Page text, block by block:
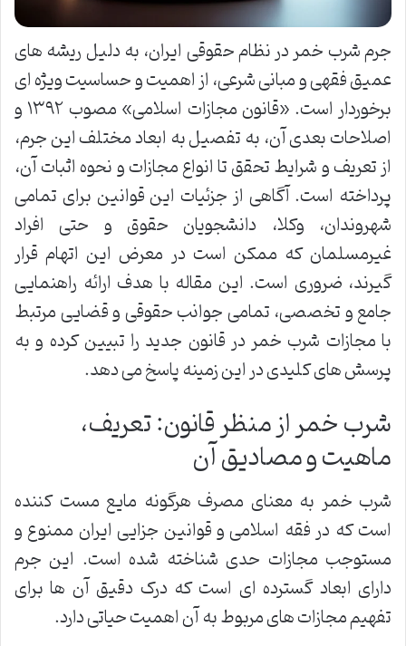
جرم شرب خمر در نظام حقوقی ایران، به دلیل ریشه های
عمیق فقهی و مبانی شرعی، از اهمیت و حساسیت ویژه ای
برخوردار است. «قانون مجازات اسلامی» مصوب ۱۳۹۲ و
اصلاحات بعدی آن، به تفصیل به ابعاد مختلف این جرم،
از تعریف و شرایط تحقق تا انواع مجازات و نحوه اثبات آن،
پرداخته است. آگاهی از جزئیات این قوانین برای تمامی
شهروندان، وکلا، دانشجویان حقوق و حتی افراد
غیرمسلمان که ممکن است در معرض این اتهام قرار
گیرند، ضروری است. این مقاله با هدف ارائه راهنمایی
جامع و تخصصی، تمامی جوانب حقوقی و قضایی مرتبط
با مجازات شرب خمر در قانون جدید را تبیین کرده و به
پرسش های کلیدی در این زمینه پاسخ می دهد.
شرب خمر از منظر قانون: تعریف،
ماهیت و مصادیق آن
شرب خمر به معنای مصرف هرگونه مایع مست کننده
است که در فقه اسلامی و قوانین جزایی ایران ممنوع و
مستوجب مجازات حدی شناخته شده است. این جرم
دارای ابعاد گسترده ای است که درک دقیق آن ها برای
تفهیم مجازات های مربوط به آن اهمیت حیاتی دارد.